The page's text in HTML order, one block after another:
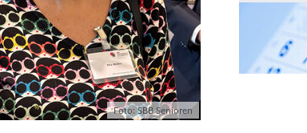
Foto: SBB Senioren